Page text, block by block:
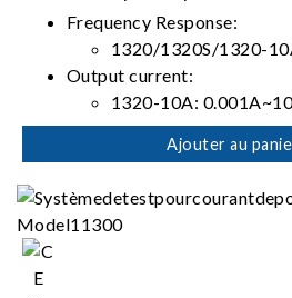
Frequency Response:
1320/1320S/1320-
Output current:
1320-10A:
1320/1320S:
Directly controlled by LCR
10A)
Standard GPIB and Handler
Ajouter au